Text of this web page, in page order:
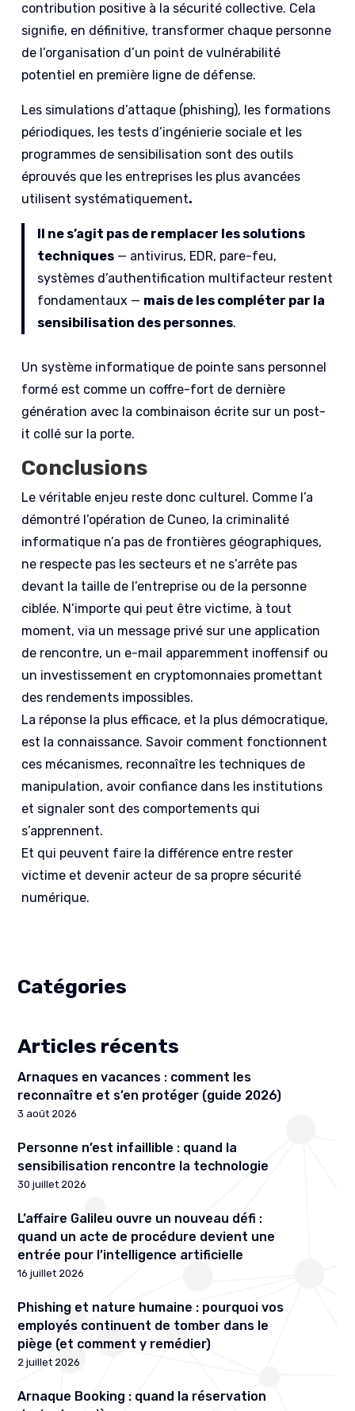
Catégories
Articles récents
Arnaques en vacances : comment les
reconnaître et s’en protéger (guide 2026)
3 août 2026
Personne n’est infaillible : quand la
sensibilisation rencontre la technologie
30 juillet 2026
L’affaire Galileu ouvre un nouveau défi :
quand un acte de procédure devient une
entrée pour l’intelligence artificielle
16 juillet 2026
Phishing et nature humaine : pourquoi vos
employés continuent de tomber dans le
piège (et comment y remédier)
2 juillet 2026
Arnaque Booking : quand la réservation
contribution positive à la sécurité collective. Cela
signifie, en définitive, transformer chaque personne
de l’organisation d’un point de vulnérabilité
potentiel en première ligne de défense.
Les simulations d’attaque (phishing), les formations
périodiques, les tests d’ingénierie sociale et les
programmes de sensibilisation sont des outils
éprouvés que les entreprises les plus avancées
utilisent systématiquement.
Il ne s’agit pas de remplacer les solutions
techniques — antivirus, EDR, pare-feu,
systèmes d’authentification multifacteur restent
fondamentaux — mais de les compléter par la
sensibilisation des personnes.
Un système informatique de pointe sans personnel
formé est comme un coffre-fort de dernière
génération avec la combinaison écrite sur un post-
it collé sur la porte.
Conclusions
Le véritable enjeu reste donc culturel. Comme l’a
démontré l’opération de Cuneo, la criminalité
informatique n’a pas de frontières géographiques,
ne respecte pas les secteurs et ne s’arrête pas
devant la taille de l’entreprise ou de la personne
ciblée. N’importe qui peut être victime, à tout
moment, via un message privé sur une application
de rencontre, un e-mail apparemment inoffensif ou
un investissement en cryptomonnaies promettant
des rendements impossibles.
La réponse la plus efficace, et la plus démocratique,
est la connaissance. Savoir comment fonctionnent
ces mécanismes, reconnaître les techniques de
manipulation, avoir confiance dans les institutions
et signaler sont des comportements qui
s’apprennent.
Et qui peuvent faire la différence entre rester
victime et devenir acteur de sa propre sécurité
numérique.